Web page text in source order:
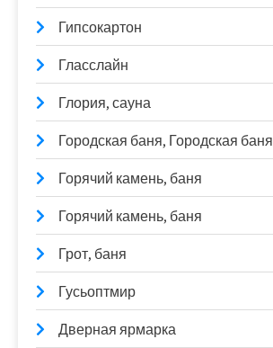
Гипсокартон
Гласслайн
Глория, сауна
Городская баня, Городская баня
Горячий камень, баня
Горячий камень, баня
Грот, баня
Гусьоптмир
Дверная ярмарка